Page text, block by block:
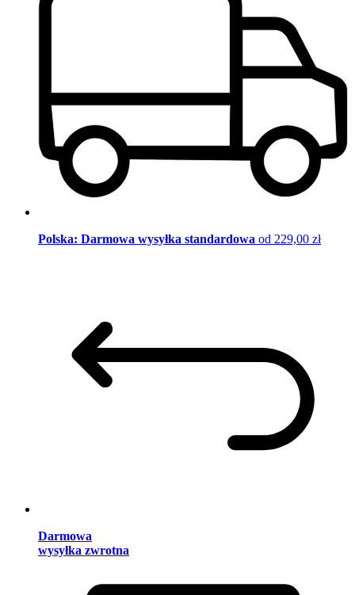
Polska: Darmowa wysyłka standardowa od 229,00 zł
Darmowa
wysyłka zwrotna